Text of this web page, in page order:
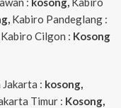
Kabiro Pandeglang :
Kabiro Cilgon : Kosong
: kosong,
Timur : Kosong,